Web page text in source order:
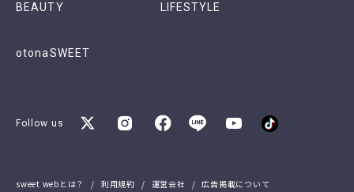
BEAUTY LIFESTYLE
otonaSWEET
Follow us
sweet webとは？ 利用規約 運営会社 広告掲載について